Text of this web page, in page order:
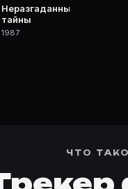
Неразгаданные
тайны
1987
ЧТО